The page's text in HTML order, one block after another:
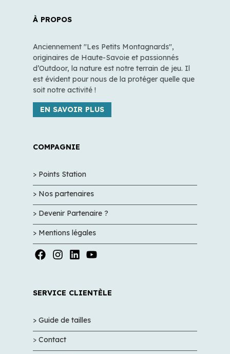
À PROPOS
Anciennement "Les Petits Montagnards",
originaires de Haute-Savoie et passionnés
d’Outdoor, la nature est notre terrain de jeu. Il
est évident pour nous de la protéger quelle que
soit notre activité !
EN SAVOIR PLUS
COMPAGNIE
> Points Station
> Nos partenaires
> Devenir Partenaire ?
> Mentions légales
SERVICE CLIENTÈLE
> Guide de tailles
> Contact